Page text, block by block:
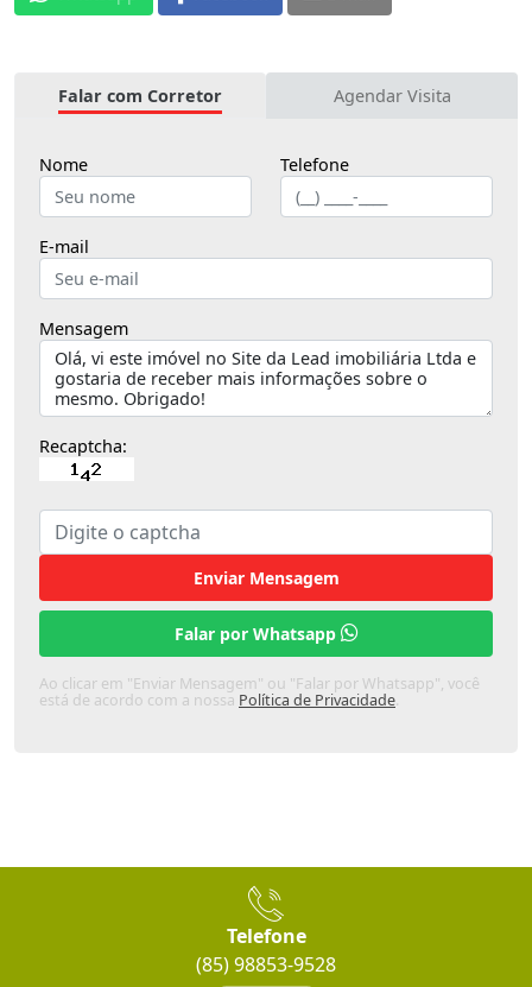
Falar com Corretor Agendar Visita
Nome Telefone
E-mail
Mensagem
Recaptcha:
Enviar Mensagem
Falar por Whatsapp
Ao clicar em "Enviar Mensagem" ou "Falar por Whatsapp", você
está de acordo com a nossa Política de Privacidade.
Telefone
(85) 98853-9528